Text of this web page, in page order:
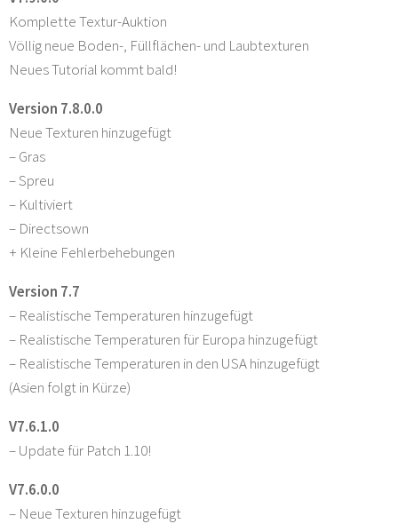
Komplette Textur-Auktion
Völlig neue Boden-, Füllflächen- und Laubtexturen
Neues Tutorial kommt bald!
Version 7.8.0.0
Neue Texturen hinzugefügt
– Gras
– Spreu
– Kultiviert
– Directsown
+ Kleine Fehlerbehebungen
Version 7.7
– Realistische Temperaturen hinzugefügt
– Realistische Temperaturen für Europa hinzugefügt
– Realistische Temperaturen in den USA hinzugefügt
(Asien folgt in Kürze)
V7.6.1.0
– Update für Patch 1.10!
V7.6.0.0
– Neue Texturen hinzugefügt